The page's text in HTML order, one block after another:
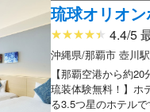
琉球オリオ
4.4/5
沖縄県/那覇市 壺川
【那覇空港から約
琉装体験無料！】ホ
る3.5つ星のホテルで